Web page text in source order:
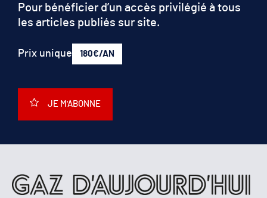
les articles publiés sur site.